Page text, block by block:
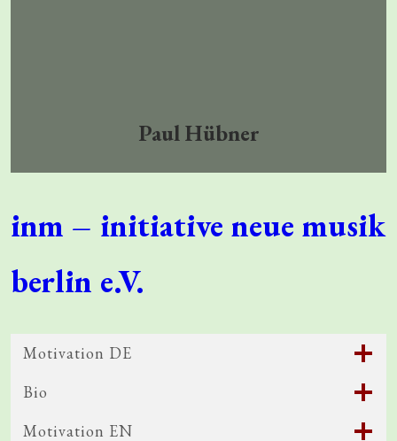
Paul Hübner
inm – initiative neue musik
berlin e.V.
Motivation DE
Bio
Motivation EN